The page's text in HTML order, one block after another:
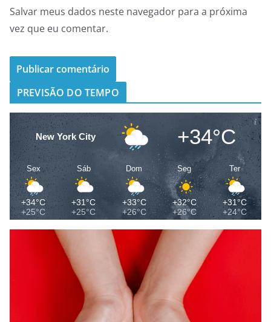
Salvar meus dados neste navegador para a próxima
vez que eu comentar.
PREVISÃO DO TEMPO
New York City +34°C
Sex
+34°C
+25°C
Sáb
+31°C
+25°C
Dom
+33°C
+26°C
Seg
+32°C
+26°C
Ter
+31°C
+24°C